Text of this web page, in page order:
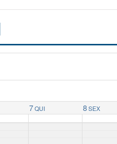
7 QUI 8 SEX